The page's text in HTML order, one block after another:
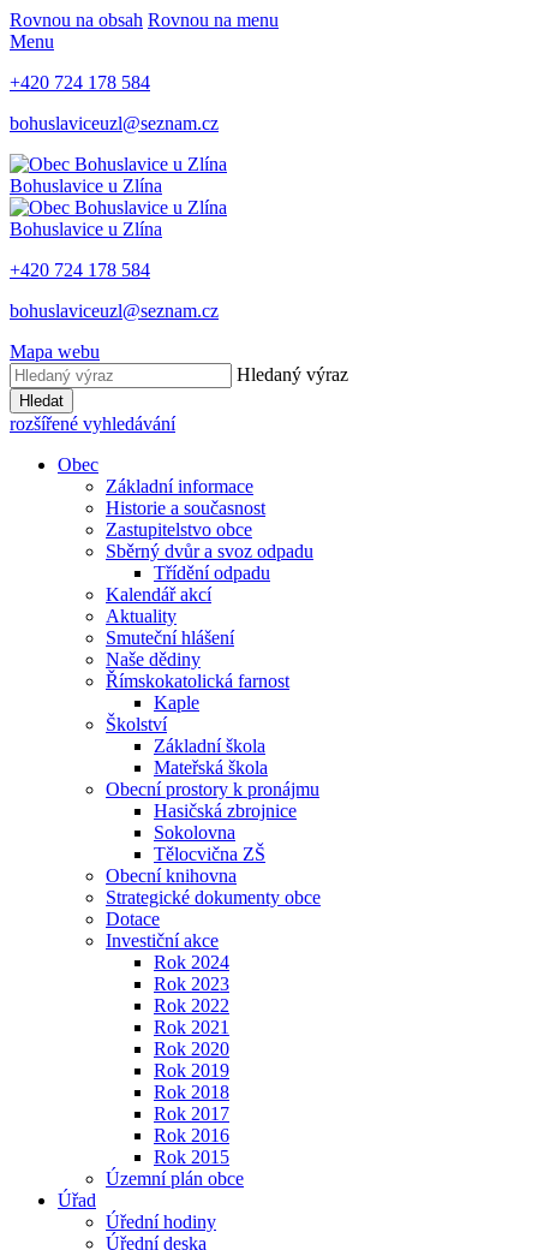
Rovnou na obsah Rovnou na menu
Menu
+420 724 178 584
bohuslaviceuzl@seznam.cz
Bohuslavice u Zlína
Bohuslavice u Zlína
+420 724 178 584
bohuslaviceuzl@seznam.cz
Mapa webu
Hledaný výraz
Hledat
rozšířené vyhledávání
Obec
Základní informace
Historie a současnost
Zastupitelstvo obce
Sběrný dvůr a svoz odpadu
Třídění odpadu
Kalendář akcí
Aktuality
Smuteční hlášení
Naše dědiny
Římskokatolická farnost
Kaple
Školství
Základní škola
Mateřská škola
Obecní prostory k pronájmu
Hasičská zbrojnice
Sokolovna
Tělocvična ZŠ
Obecní knihovna
Strategické dokumenty obce
Dotace
Investiční akce
Rok 2024
Rok 2023
Rok 2022
Rok 2021
Rok 2020
Rok 2019
Rok 2018
Rok 2017
Rok 2016
Rok 2015
Územní plán obce
Úřad
Úřední hodiny
Úřední deska